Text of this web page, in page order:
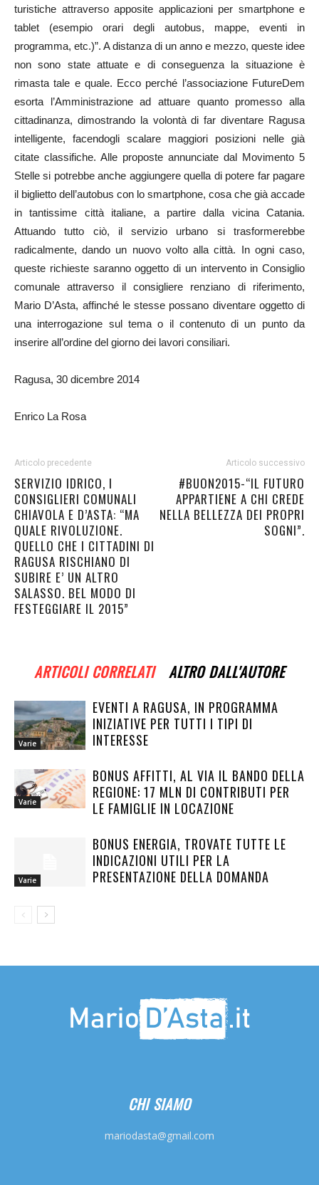
turistiche attraverso apposite applicazioni per smartphone e
tablet (esempio orari degli autobus, mappe, eventi in
programma, etc.)”. A distanza di un anno e mezzo, queste idee
non sono state attuate e di conseguenza la situazione è
rimasta tale e quale. Ecco perché l’associazione FutureDem
esorta l’Amministrazione ad attuare quanto promesso alla
cittadinanza, dimostrando la volontà di far diventare Ragusa
intelligente, facendogli scalare maggiori posizioni nelle già
citate classifiche. Alle proposte annunciate dal Movimento 5
Stelle si potrebbe anche aggiungere quella di potere far pagare
il biglietto dell’autobus con lo smartphone, cosa che già accade
in tantissime città italiane, a partire dalla vicina Catania.
Attuando tutto ciò, il servizio urbano si trasformerebbe
radicalmente, dando un nuovo volto alla città. In ogni caso,
queste richieste saranno oggetto di un intervento in Consiglio
comunale attraverso il consigliere renziano di riferimento,
Mario D’Asta, affinché le stesse possano diventare oggetto di
una interrogazione sul tema o il contenuto di un punto da
inserire all’ordine del giorno dei lavori consiliari.
Ragusa, 30 dicembre 2014
Enrico La Rosa
Articolo precedente
SERVIZIO IDRICO, I
CONSIGLIERI COMUNALI
CHIAVOLA E D’ASTA: “MA
QUALE RIVOLUZIONE.
QUELLO CHE I CITTADINI DI
RAGUSA RISCHIANO DI
SUBIRE E’ UN ALTRO
SALASSO. BEL MODO DI
FESTEGGIARE IL 2015”
Articolo successivo
#BUON2015-“IL FUTURO
APPARTIENE A CHI CREDE
NELLA BELLEZZA DEI PROPRI
SOGNI”.
ARTICOLI CORRELATI ALTRO DALL'AUTORE
Varie
EVENTI A RAGUSA, IN PROGRAMMA
INIZIATIVE PER TUTTI I TIPI DI
INTERESSE
Varie
BONUS AFFITTI, AL VIA IL BANDO DELLA
REGIONE: 17 MLN DI CONTRIBUTI PER
LE FAMIGLIE IN LOCAZIONE
Varie
BONUS ENERGIA, TROVATE TUTTE LE
INDICAZIONI UTILI PER LA
PRESENTAZIONE DELLA DOMANDA
CHI SIAMO
mariodasta@gmail.com